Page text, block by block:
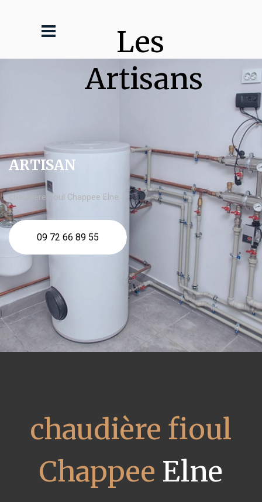
Les
Artisans
ARTISAN
chaudière fioul Chappee Elne
09 72 66 89 55
chaudière fioul
Chappee Elne